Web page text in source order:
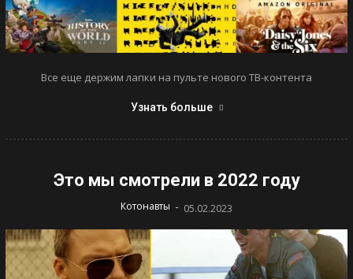
Все еще держим лапки на пульте нового ТВ-контента
Узнать больше
Это мы смотрели в 2022 году
Котонавты - 05.02.2023